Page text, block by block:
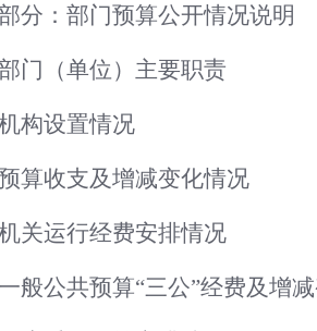
分：部门预算公开情况说明
门（单位）主要职责
构设置情况
算收支及增减变化情况
关运行经费安排情况
般公共预算“三公”经费及增